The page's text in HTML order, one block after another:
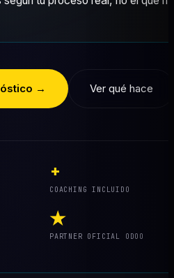
→ Ver qué hace
+
COACHING INCLUIDO
★
PARTNER OFICIAL ODOO